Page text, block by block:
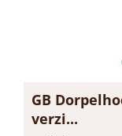
GB
verzi...